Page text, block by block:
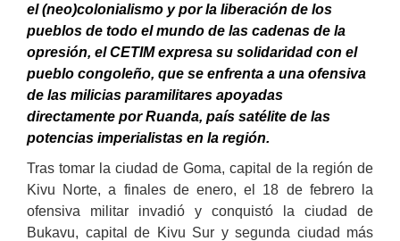
el (neo)colonialismo y por la liberación de los
pueblos de todo el mundo de las cadenas de la
opresión, el CETIM expresa su solidaridad con el
pueblo congoleño, que se enfrenta a una ofensiva
de las milicias paramilitares apoyadas
directamente por Ruanda, país satélite de las
potencias imperialistas en la región.
Tras tomar la ciudad de Goma, capital de la región de
Kivu Norte, a finales de enero, el 18 de febrero la
ofensiva militar invadió y conquistó la ciudad de
Bukavu, capital de Kivu Sur y segunda ciudad más